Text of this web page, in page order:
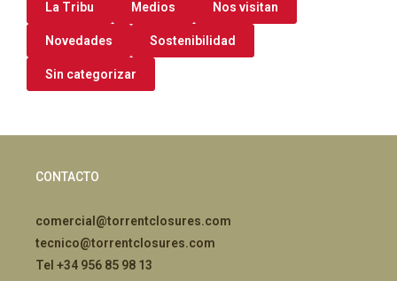
La Tribu Medios Nos visitan
Novedades Sostenibilidad
Sin categorizar
CONTACTO
comercial@torrentclosures.com
tecnico@torrentclosures.com
Tel +34 956 85 98 13